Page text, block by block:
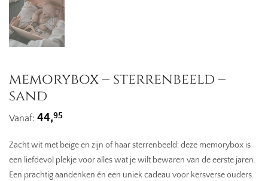
memorybox – sterrenbeeld –
sand
Vanaf: 44,95
Zacht wit met beige en zijn of haar sterrenbeeld: deze memorybox is
een liefdevol plekje voor alles wat je wilt bewaren van de eerste jaren.
Een prachtig aandenken én een uniek cadeau voor kersverse ouders.